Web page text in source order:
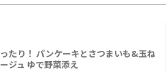
たり！ パンケーキとさつまいも&玉ね
ジュ ゆで野菜添え